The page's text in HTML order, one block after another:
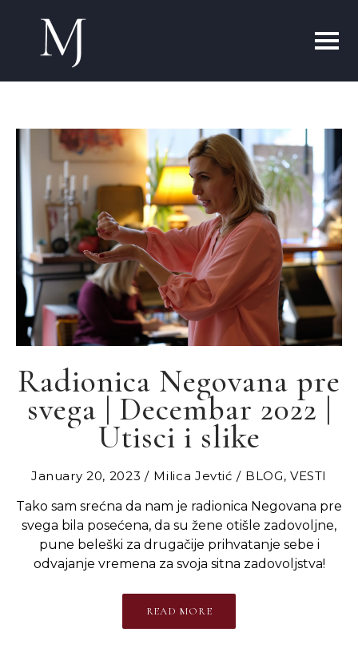
Radionica Negovana pre
svega | Decembar 2022 |
Utisci i slike
January 20, 2023 Milica Jevtić BLOG, VESTI
Tako sam srećna da nam je radionica Negovana pre
svega bila posećena, da su žene otišle zadovoljne,
pune beleški za drugačije prihvatanje sebe i
odvajanje vremena za svoja sitna zadovoljstva!
READ MORE